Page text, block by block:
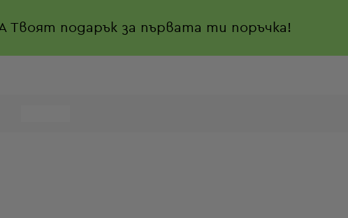
Твоят подарък за първата ти поръчка!